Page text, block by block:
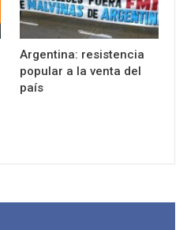
Argentina: resistencia
popular a la venta del
país